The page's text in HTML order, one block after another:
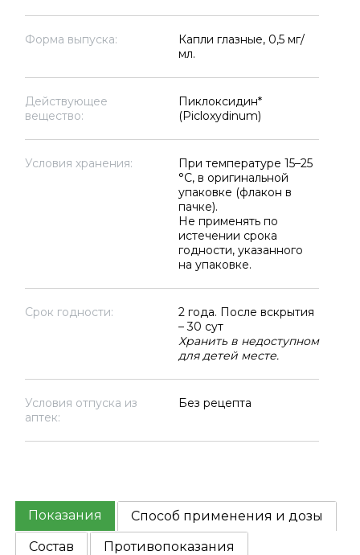
Форма выпуска:
Капли глазные, 0,5 мг/
мл.
Действующее
вещество:
Пиклоксидин*
(Picloxydinum)
Условия хранения:
При температуре 15–25
°C, в оригинальной
упаковке (флакон в
пачке).
Не применять по
истечении срока
годности, указанного
на упаковке.
Срок годности:
2 года. После вскрытия
– 30 сут
Хранить в недоступном
для детей месте.
Условия отпуска из
аптек:
Без рецепта
Показания
Способ применения и дозы
Состав
Противопоказания